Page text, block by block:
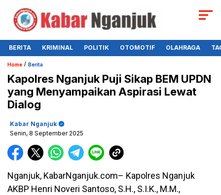
BERITA KRIMINAL POLITIK OTOMOTIF OLAHRAGA
Home / Berita
Kapolres Nganjuk Puji Sikap BEM UPDN
yang Menyampaikan Aspirasi Lewat
Dialog
Kabar Nganjuk
Senin, 8 September 2025
Nganjuk, KabarNganjuk.com– Kapolres Nganjuk
AKBP Henri Noveri Santoso, S.H., S.I.K., M.M.,